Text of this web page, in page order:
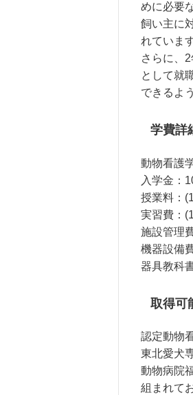
めに必要
飼い主に
れています
さらに、
として就
できるよ
学費詳
動物看護
入学金：
授業料：
実習費：
施設管理
機器設備
器具教科
取得可
認定動物
東北愛犬
動物病院
組まれて